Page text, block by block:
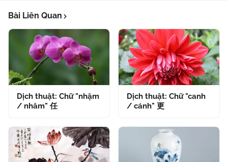
Bài Liên Quan
Dịch thuật: Chữ "nhậm
/ nhâm" 任
Dịch thuật: Chữ "canh
/ cánh" 更